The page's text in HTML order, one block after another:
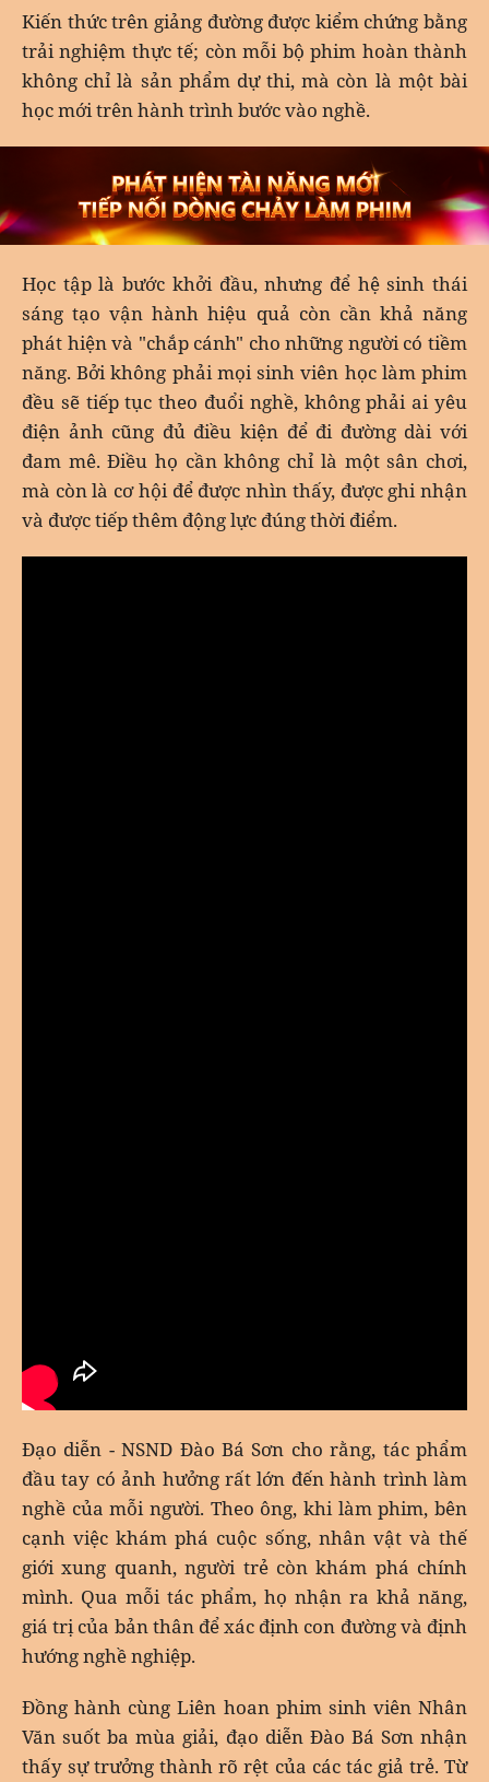
Kiến thức trên giảng đường được kiểm chứng bằng
trải nghiệm thực tế; còn mỗi bộ phim hoàn thành
không chỉ là sản phẩm dự thi, mà còn là một bài
học mới trên hành trình bước vào nghề.
Học tập là bước khởi đầu, nhưng để hệ sinh thái
sáng tạo vận hành hiệu quả còn cần khả năng
phát hiện và "chắp cánh" cho những người có tiềm
năng. Bởi không phải mọi sinh viên học làm phim
đều sẽ tiếp tục theo đuổi nghề, không phải ai yêu
điện ảnh cũng đủ điều kiện để đi đường dài với
đam mê. Điều họ cần không chỉ là một sân chơi,
mà còn là cơ hội để được nhìn thấy, được ghi nhận
và được tiếp thêm động lực đúng thời điểm.
Đạo diễn - NSND Đào Bá Sơn cho rằng, tác phẩm
đầu tay có ảnh hưởng rất lớn đến hành trình làm
nghề của mỗi người. Theo ông, khi làm phim, bên
cạnh việc khám phá cuộc sống, nhân vật và thế
giới xung quanh, người trẻ còn khám phá chính
mình. Qua mỗi tác phẩm, họ nhận ra khả năng,
giá trị của bản thân để xác định con đường và định
hướng nghề nghiệp.
Đồng hành cùng Liên hoan phim sinh viên Nhân
Văn suốt ba mùa giải, đạo diễn Đào Bá Sơn nhận
thấy sự trưởng thành rõ rệt của các tác giả trẻ. Từ